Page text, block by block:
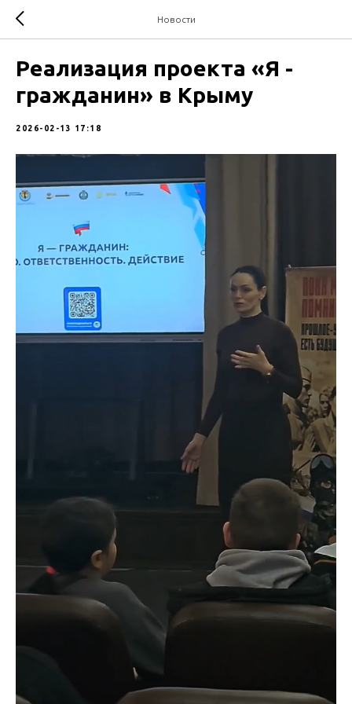
Новости
Реализация проекта «Я -
гражданин» в Крыму
2026-02-13 17:18